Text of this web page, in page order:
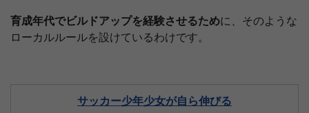
育成年代でビルドアップを経験させるために、そのような
ローカルルールを設けているわけです。
サッカー少年少女が自ら伸びる